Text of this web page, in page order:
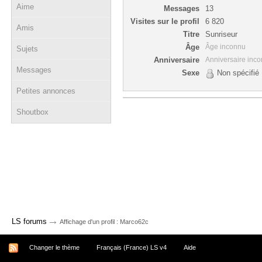
Aime
Amis
Sujets
Messages
Petites annonces
Shoutbox
Messages
13
Visites sur le profil
6 820
Titre
Sunriseur
Âge
Âge inconnu
Anniversaire Anniversaire
Sexe Non spécifié
LS forums → Affichage d'un profil : Marco62c
Changer le thème Français (France) LS v4 Aide